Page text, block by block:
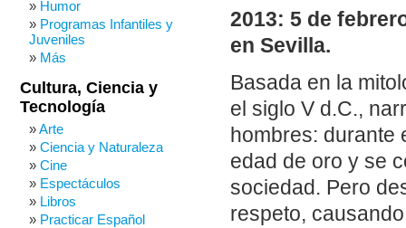
2013: 5 de
en Sevilla.
Basada en la
el siglo V d.C.,
hombres: durante
edad de oro y se
sociedad. Pero
respeto,
Humor
Programas Infantiles y
Juveniles
Más
Cultura, Ciencia y
Tecnología
Arte
Ciencia y Naturaleza
Cine
Espectáculos
Libros
Practicar Español